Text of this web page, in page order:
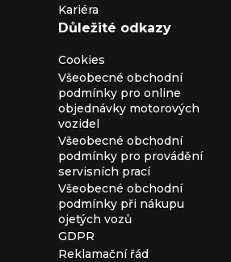
Kariéra
Důležité odkazy
Cookies
Všeobecné obchodní
podmínky pro online
objednávky motorových
vozidel
Všeobecné obchodní
podmínky pro provádění
servisních prací
Všeobecné obchodní
podmínky při nákupu
ojetých vozů
GDPR
Reklamační řád